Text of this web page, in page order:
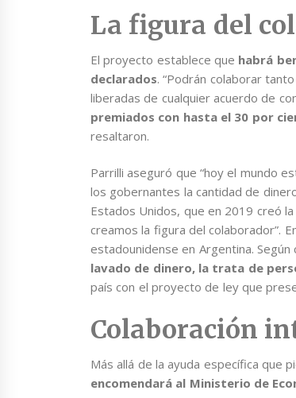
La figura del
El proyecto establece que habrá
declarados. “Podrán colaborar
liberadas de cualquier acuerdo de
premiados con hasta el 30 por
resaltaron.
Parrilli aseguró que “hoy el mundo
los gobernantes la cantidad de
Estados Unidos, que en 2019 creó
creamos la figura del colaborador”.
estadounidense en Argentina. Según
lavado de dinero, la trata de
país con el proyecto de ley que
Colaboración
Más allá de la ayuda específica que
encomendará al Ministerio de